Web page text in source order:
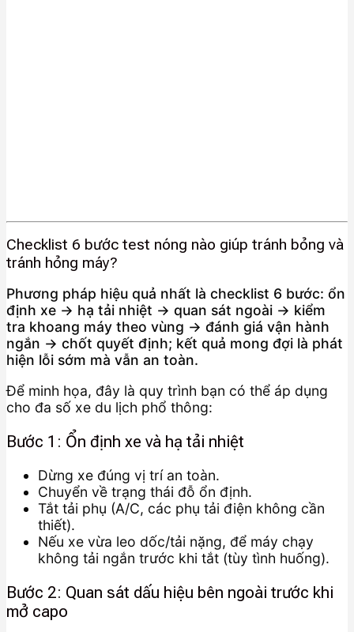
Checklist 6 bước test nóng nào giúp tránh bỏng và
tránh hỏng máy?
Phương pháp hiệu quả nhất là checklist 6 bước: ổn
định xe → hạ tải nhiệt → quan sát ngoài → kiểm
tra khoang máy theo vùng → đánh giá vận hành
ngắn → chốt quyết định; kết quả mong đợi là phát
hiện lỗi sớm mà vẫn an toàn.
Để minh họa, đây là quy trình bạn có thể áp dụng
cho đa số xe du lịch phổ thông:
Bước 1: Ổn định xe và hạ tải nhiệt
Dừng xe đúng vị trí an toàn.
Chuyển về trạng thái đỗ ổn định.
Tắt tải phụ (A/C, các phụ tải điện không cần
thiết).
Nếu xe vừa leo dốc/tải nặng, để máy chạy
không tải ngắn trước khi tắt (tùy tình huống).
Bước 2: Quan sát dấu hiệu bên ngoài trước khi
mở capo